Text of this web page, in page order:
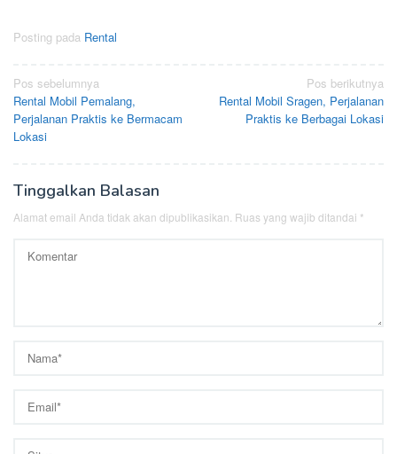
Posting pada Rental
Navigasi
pos
Pos sebelumnya
Rental Mobil Pemalang,
Perjalanan Praktis ke Bermacam
Lokasi
Pos berikutnya
Rental Mobil Sragen, Perjalanan
Praktis ke Berbagai Lokasi
Tinggalkan Balasan
Alamat email Anda tidak akan dipublikasikan. Ruas yang wajib ditandai *